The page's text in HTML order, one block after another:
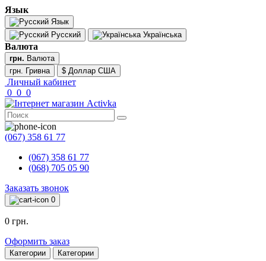
Язык
Язык
Русский
Українська
Валюта
грн. Валюта
грн. Гривна
$ Доллар США
Личный кабинет
0 0 0
(067) 358 61 77
(067) 358 61 77
(068) 705 05 90
Заказать звонок
0
0 грн.
Оформить заказ
Категории Категории